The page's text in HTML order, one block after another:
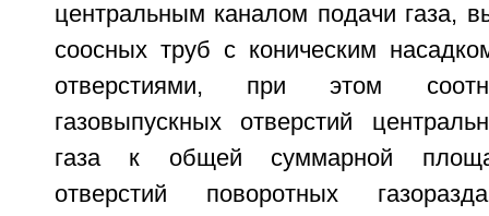
центральным каналом подачи газа,
соосных труб с коническим
отверстиями, при этом
газовыпускных отверстий
газа к общей суммарной
отверстий поворотных